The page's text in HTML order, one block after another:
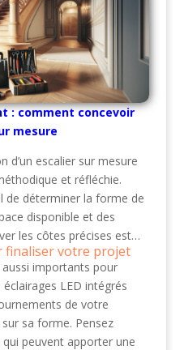
: comment concevoir
mesure
d’un escalier sur mesure
et réfléchie.
de déterminer la forme de
disponible et des
les côtes précises est…
finaliser votre projet
importants pour
LED intégrés
de votre
sa forme. Pensez
peuvent apporter une